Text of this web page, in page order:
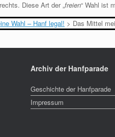
Diese Art der „freien“ Wahl ist
Wahl – Hanf legal! > Das Mittel
Archiv der Hanfparade
Geschichte der Hanfparade
Impressum